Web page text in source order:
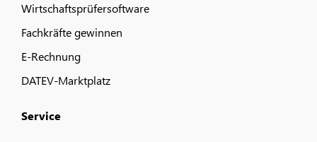
Wirtschaftsprüfersoftware
Fachkräfte gewinnen
E-Rechnung
DATEV-Marktplatz
Service